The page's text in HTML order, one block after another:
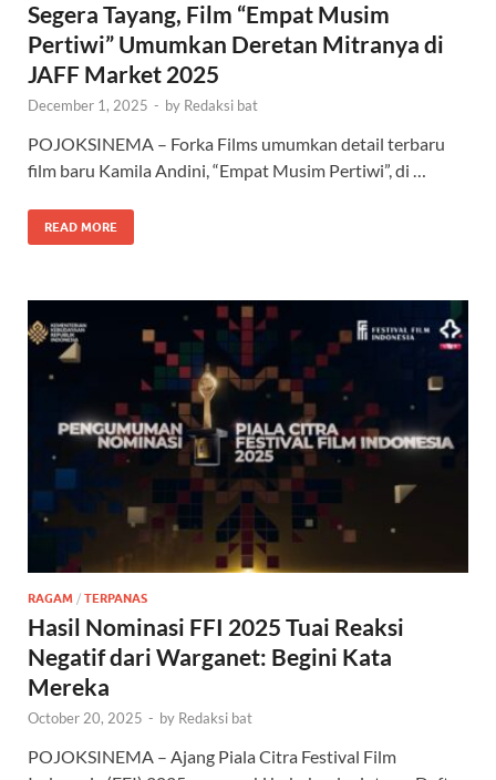
Segera Tayang, Film “Empat Musim
Pertiwi” Umumkan Deretan Mitranya di
JAFF Market 2025
December 1, 2025 - by Redaksi bat
POJOKSINEMA – Forka Films umumkan detail terbaru
film baru Kamila Andini, “Empat Musim Pertiwi”, di …
READ MORE
RAGAM / TERPANAS
Hasil Nominasi FFI 2025 Tuai Reaksi
Negatif dari Warganet: Begini Kata
Mereka
October 20, 2025 - by Redaksi bat
POJOKSINEMA – Ajang Piala Citra Festival Film